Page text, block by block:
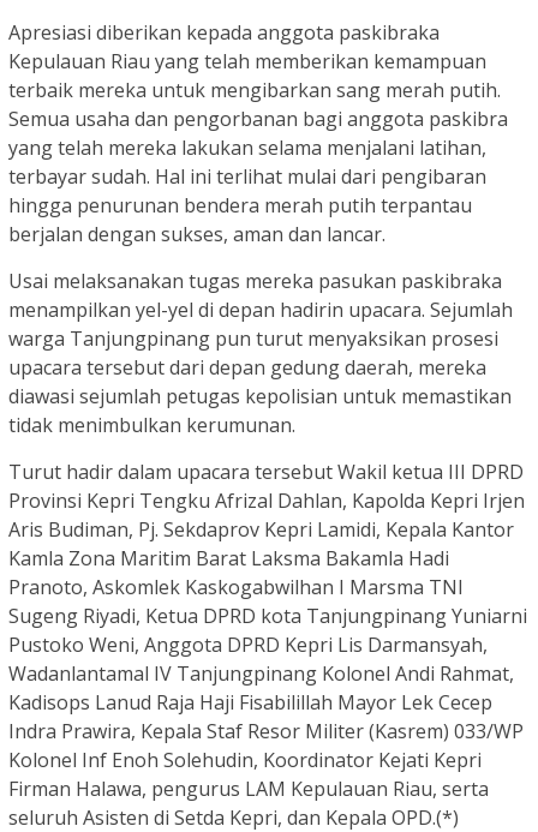
Apresiasi diberikan kepada anggota paskibraka
Kepulauan Riau yang telah memberikan kemampuan
terbaik mereka untuk mengibarkan sang merah putih.
Semua usaha dan pengorbanan bagi anggota paskibra
yang telah mereka lakukan selama menjalani latihan,
terbayar sudah. Hal ini terlihat mulai dari pengibaran
hingga penurunan bendera merah putih terpantau
berjalan dengan sukses, aman dan lancar.
Usai melaksanakan tugas mereka pasukan paskibraka
menampilkan yel-yel di depan hadirin upacara. Sejumlah
warga Tanjungpinang pun turut menyaksikan prosesi
upacara tersebut dari depan gedung daerah, mereka
diawasi sejumlah petugas kepolisian untuk memastikan
tidak menimbulkan kerumunan.
Turut hadir dalam upacara tersebut Wakil ketua III DPRD
Provinsi Kepri Tengku Afrizal Dahlan, Kapolda Kepri Irjen
Aris Budiman, Pj. Sekdaprov Kepri Lamidi, Kepala Kantor
Kamla Zona Maritim Barat Laksma Bakamla Hadi
Pranoto, Askomlek Kaskogabwilhan I Marsma TNI
Sugeng Riyadi, Ketua DPRD kota Tanjungpinang Yuniarni
Pustoko Weni, Anggota DPRD Kepri Lis Darmansyah,
Wadanlantamal IV Tanjungpinang Kolonel Andi Rahmat,
Kadisops Lanud Raja Haji Fisabilillah Mayor Lek Cecep
Indra Prawira, Kepala Staf Resor Militer (Kasrem) 033/WP
Kolonel Inf Enoh Solehudin, Koordinator Kejati Kepri
Firman Halawa, pengurus LAM Kepulauan Riau, serta
seluruh Asisten di Setda Kepri, dan Kepala OPD.(*)